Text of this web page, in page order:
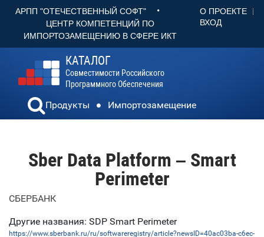
АРПП "ОТЕЧЕСТВЕННЫЙ СОФТ" •
ЦЕНТР КОМПЕТЕНЦИЙ ПО
ИМПОРТОЗАМЕЩЕНИЮ В СФЕРЕ ИКТ
О ПРОЕКТЕ
ВХОД
КАТАЛОГ
Совместимости Российского
Программного Обеспечения
Продукты Импортозамещение
Sber Data Platform – Smart
Perimeter
СБЕРБАНК
Другие названия: SDP Smart Perimeter
https://www.sberbank.ru/ru/softwareregistry/article?newsID=40ac03ba-c6ec-